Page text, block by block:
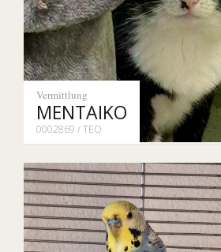
Vermittlung
MENTAIKO
0002869 / TEO